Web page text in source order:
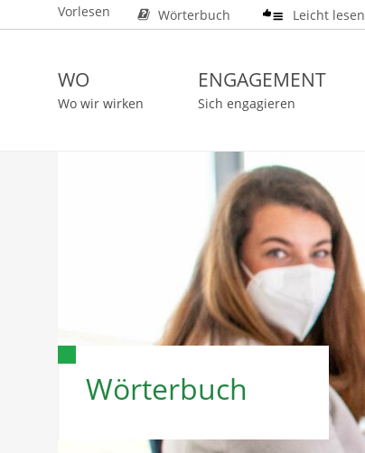
Vorlesen Wörterbuch Leicht lesen
WO
Wo wir wirken
ENGAGEMENT
Sich engagieren
Wörterbuch